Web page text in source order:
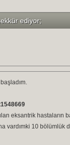
ediyor;
eksantrik hastaların
vardımki 10 bölümlük